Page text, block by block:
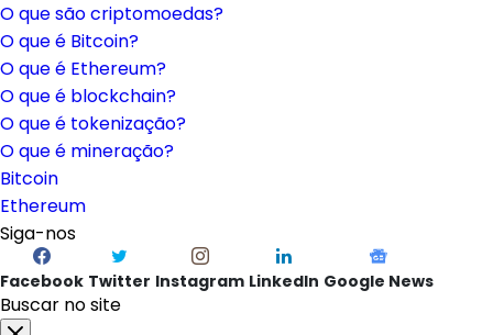
O que são criptomoedas?
O que é Bitcoin?
O que é Ethereum?
O que é blockchain?
O que é tokenização?
O que é mineração?
Bitcoin
Ethereum
Siga-nos
Facebook Twitter Instagram LinkedIn Google News
Buscar no site